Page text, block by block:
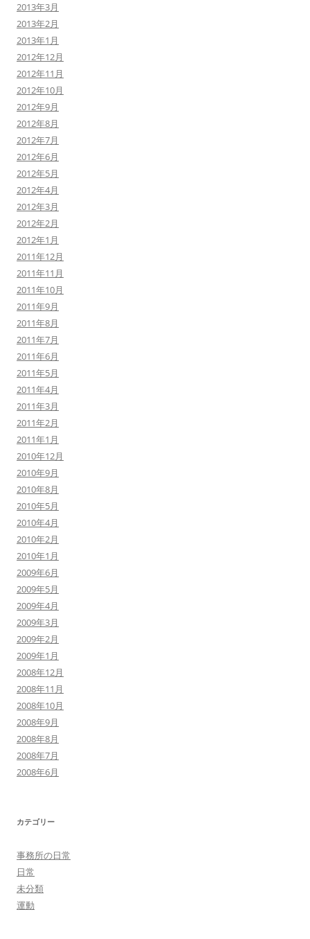
2013年3月
2013年2月
2013年1月
2012年12月
2012年11月
2012年10月
2012年9月
2012年8月
2012年7月
2012年6月
2012年5月
2012年4月
2012年3月
2012年2月
2012年1月
2011年12月
2011年11月
2011年10月
2011年9月
2011年8月
2011年7月
2011年6月
2011年5月
2011年4月
2011年3月
2011年2月
2011年1月
2010年12月
2010年9月
2010年8月
2010年5月
2010年4月
2010年2月
2010年1月
2009年6月
2009年5月
2009年4月
2009年3月
2009年2月
2009年1月
2008年12月
2008年11月
2008年10月
2008年9月
2008年8月
2008年7月
2008年6月
カテゴリー
事務所の日常
日常
未分類
運動